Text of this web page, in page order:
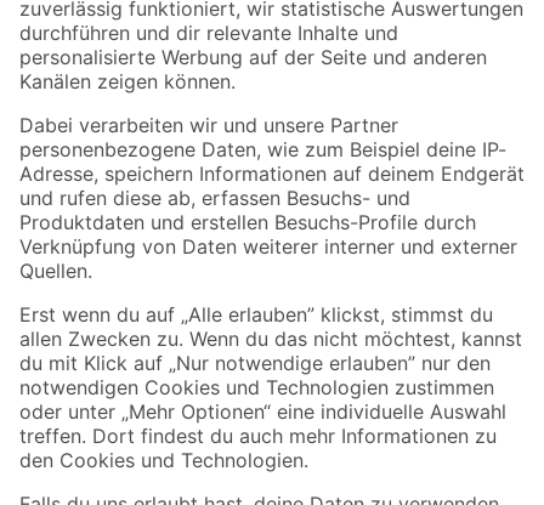
Zur Newsletter Anmeldung
Folge uns
Zahlungsarten Versandarten
Sicher einkaufen
Jetzt die toom-App herunterladen